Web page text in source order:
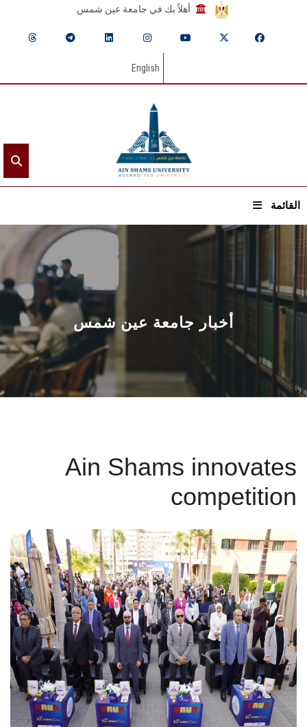
أهلاً بك في جامعة عين شمس
English
القائمة
الرئيسيـة
عن الجامعة
القطاعـات
الشئون الأكاديمية
البحث العلمي
المراكز والوحدات
الإعلام
تواصل معنا
الطلاب
هيئة التدريس
الدراسات العليا
أخبار جامعة عين شمس
Ain Shams innovates
competition